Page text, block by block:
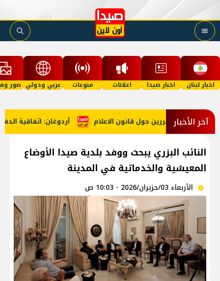
اخبار لبنان اخبار صيدا اعلانات منوعات عربي ودولي صور
آخر الأخبار أردوغان: اتفاقية والمحررين حول قانون الاعلام
النائب البزري يبحث ووفد بلدية صيدا الأوضاع
المعيشية والخدماتية في المدينة
الأربعاء 03/حزيران/2026 - 10:03 ص